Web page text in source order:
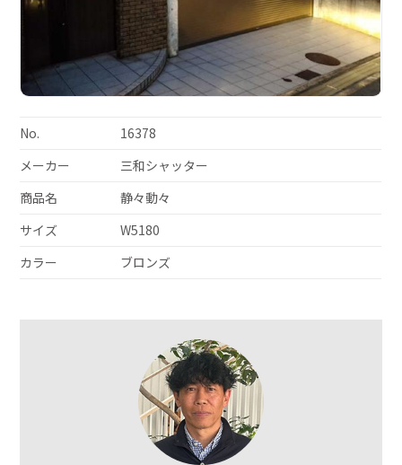
No.
16378
メーカー
三和シャッター
商品名
静々動々
サイズ
W5180
カラー
ブロンズ